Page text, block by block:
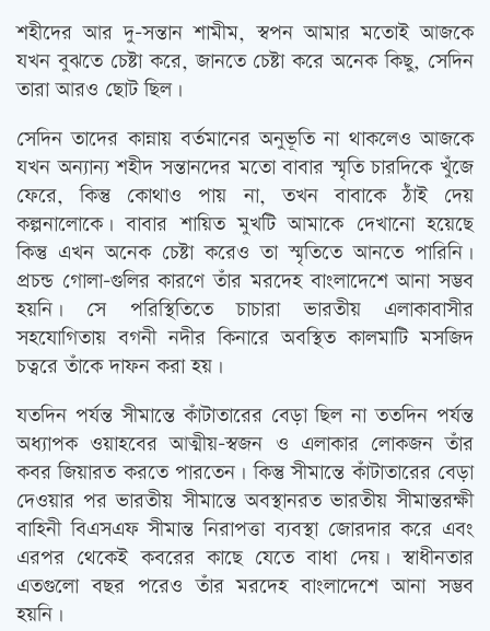
শহীদের আর দু-সন্তান শামীম, স্বপন আমার মতোই আজকে
যখন বুঝতে চেষ্টা করে, জানতে চেষ্টা করে অনেক কিছু, সেদিন
তারা আরও ছোট ছিল।
সেদিন তাদের কান্নায় বর্তমানের অনুভূতি না থাকলেও আজকে
যখন অন্যান্য শহীদ সন্তানদের মতো বাবার স্মৃতি চারদিকে খুঁজে
ফেরে, কিন্তু কোথাও পায় না, তখন বাবাকে ঠাঁই দেয়
কল্পনালোকে। বাবার শায়িত মুখটি আমাকে দেখানো হয়েছে
কিন্তু এখন অনেক চেষ্টা করেও তা স্মৃতিতে আনতে পারিনি।
প্রচন্ড গোলা-গুলির কারণে তাঁর মরদেহ বাংলাদেশে আনা সম্ভব
হয়নি। সে পরিস্থিতিতে চাচারা ভারতীয় এলাকাবাসীর
সহযোগিতায় বগনী নদীর কিনারে অবস্থিত কালমাটি মসজিদ
চত্বরে তাঁকে দাফন করা হয়।
যতদিন পর্যন্ত সীমান্তে কাঁটাতারের বেড়া ছিল না ততদিন পর্যন্ত
অধ্যাপক ওয়াহবের আত্মীয়-স্বজন ও এলাকার লোকজন তাঁর
কবর জিয়ারত করতে পারতেন। কিন্তু সীমান্তে কাঁটাতারের বেড়া
দেওয়ার পর ভারতীয় সীমান্তে অবস্থানরত ভারতীয় সীমান্তরক্ষী
বাহিনী বিএসএফ সীমান্ত নিরাপত্তা ব্যবস্থা জোরদার করে এবং
এরপর থেকেই কবরের কাছে যেতে বাধা দেয়। স্বাধীনতার
এতগুলো বছর পরেও তাঁর মরদেহ বাংলাদেশে আনা সম্ভব
হয়নি।